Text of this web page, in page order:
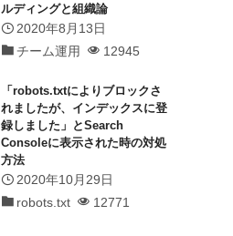
ルディングと組織論
2020年8月13日
チーム運用
12945
「robots.txtによりブロックさ
れましたが、インデックスに登
録しました」とSearch
Consoleに表示された時の対処
方法
2020年10月29日
robots.txt
12771